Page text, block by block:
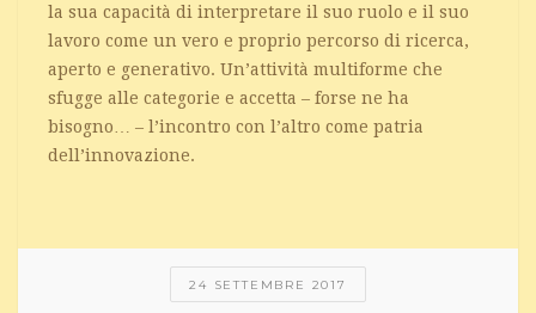
la sua capacità di interpretare il suo ruolo e il suo
lavoro come un vero e proprio percorso di ricerca,
aperto e generativo. Un’attività multiforme che
sfugge alle categorie e accetta – forse ne ha
bisogno… – l’incontro con l’altro come patria
dell’innovazione.
24 SETTEMBRE 2017